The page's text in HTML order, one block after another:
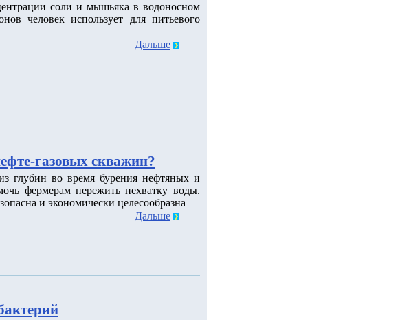
соли и мышьяка в водоносном
человек использует для питьевого
Дальше
газовых скважин?
глубин во время бурения нефтяных и
фермерам пережить нехватку воды.
и экономически целесообразна
Дальше